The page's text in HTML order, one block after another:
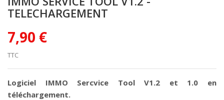
TELECHARGEMENT
7,90 €
TTC
Logiciel IMMO Sercvice Tool V1.2 et 1.0 en
téléchargement.